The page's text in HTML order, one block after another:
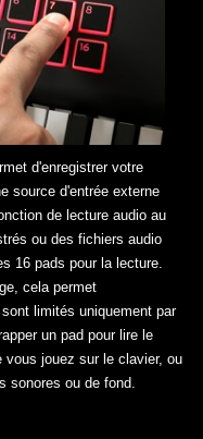
d'enregistrer votre
source d'entrée externe
de lecture audio au
ou des fichiers audio
16 pads pour la lecture.
cela permet
limités uniquement par
un pad pour lire le
vous jouez sur le clavier, ou
sonores ou de fond.